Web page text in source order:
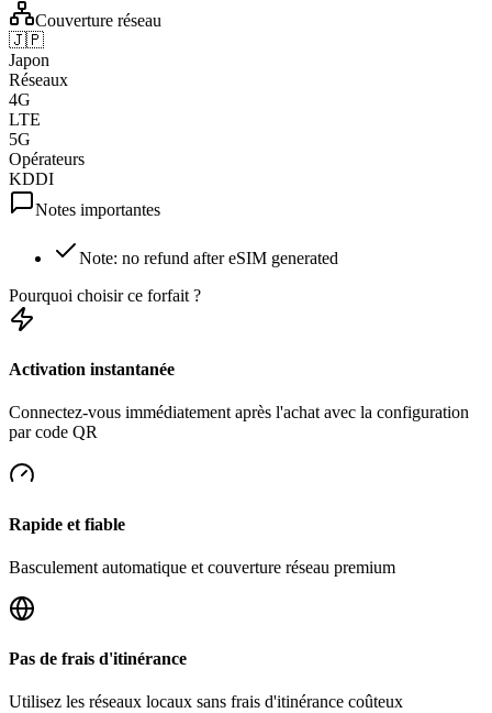
Couverture réseau
🇯🇵
Japon
Réseaux
4G
LTE
5G
Opérateurs
KDDI
Notes importantes
Note: no refund after eSIM generated
Pourquoi choisir ce forfait ?
Activation instantanée
Connectez-vous immédiatement après l'achat avec la configuration
par code QR
Rapide et fiable
Basculement automatique et couverture réseau premium
Pas de frais d'itinérance
Utilisez les réseaux locaux sans frais d'itinérance coûteux